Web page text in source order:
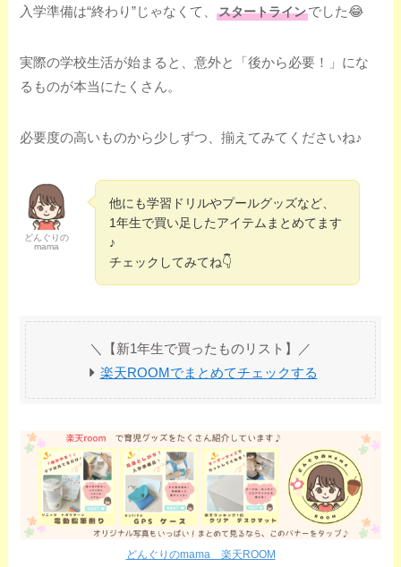
入学準備は“終わり”じゃなくて、スタートラインでした😂
実際の学校生活が始まると、意外と「後から必要！」にな
るものが本当にたくさん。
必要度の高いものから少しずつ、揃えてみてくださいね♪
どんぐりの
mama
他にも学習ドリルやプールグッズなど、
1年生で買い足したアイテムまとめてます
♪
チェックしてみてね👇️
＼【新1年生で買ったものリスト】／
楽天ROOMでまとめてチェックする
どんぐりのmama 楽天ROOM